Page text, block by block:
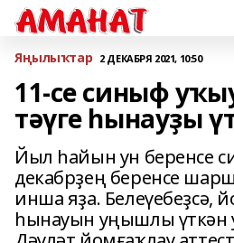
Яңылыҡтар 2 ДЕКАБРЯ 2021, 10:50
11-се синыф
тәүге һынауҙы
Йыл һайын ун беренсе
декабрҙең беренсе
инша яҙа. Белеүебеҙсә,
һынауын уңышлы үткән